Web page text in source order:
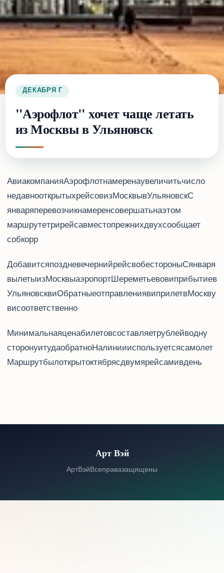
28 ДЕКАБРЯ 2018 Г.
"Аэрофлот" хочет чаще летать
из Москвы в Ульяновск
Авиакомпания “Аэрофлот” намерена увеличить число
недавно открытых рейсов из Москвы в Ульяновск. С 22
января перевозчик намерен совершать на этом
маршруте три рейса вместо прежних двух, сообщает
соб.корр. Travel.ru.
Добавится поздневечерний рейс в обе стороны. С 22 января
вылеты из Москвы (аэропорт Шереметьево) в 2.50, 11.05 и 19.55, прибытие в
Ульяновск в 5.25, 13.40 и 22.30. Обратные отправления в 7.00, 14.30 и 23.20, прилет в Москву
в 7.35, 15.10 и 0.05 соответственно.
Минимальная цена билетов составляет 5529 рублей в одну
сторону и 10058 туда-обратно. На линии используется самолет Superjet 100.
Маршрут был открыт 28 октября с двумя рейсами в день.
Арт Вэй
© 2026 Арт Вэй. Все права защищены.